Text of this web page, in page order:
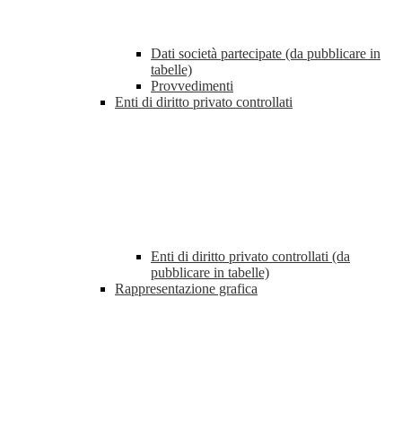
Dati società partecipate (da pubblicare in
tabelle)
Provvedimenti
Enti di diritto privato controllati
Enti di diritto privato controllati (da
pubblicare in tabelle)
Rappresentazione grafica